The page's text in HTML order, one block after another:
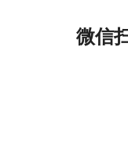
微信